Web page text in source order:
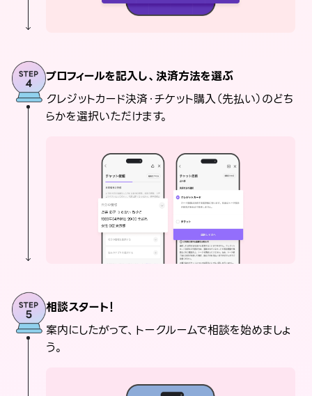
プロフィールを記入し、決済方法を選ぶ
クレジットカード決済・チケット購入（先払い）のどち
らかを選択いただけます。
相談スタート！
案内にしたがって、トークルームで相談を始めましょ
う。